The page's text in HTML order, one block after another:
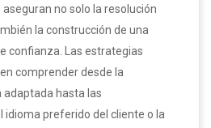
no solo la resolución
la construcción de una
confianza. Las estrategias
comprender desde la
adaptada hasta las
idioma preferido del cliente o la